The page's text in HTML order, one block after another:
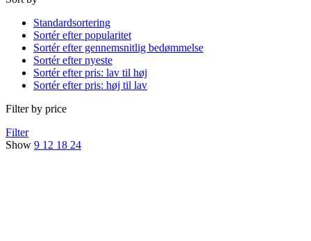
Standardsortering
Sortér efter popularitet
Sortér efter gennemsnitlig bedømmelse
Sortér efter nyeste
Sortér efter pris: lav til høj
Sortér efter pris: høj til lav
Filter by price
Filter
Show 9 12 18 24